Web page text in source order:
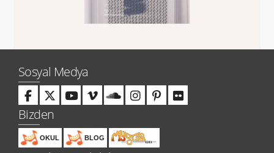
Sosyal Medya
Bizden
OKUL BLOG